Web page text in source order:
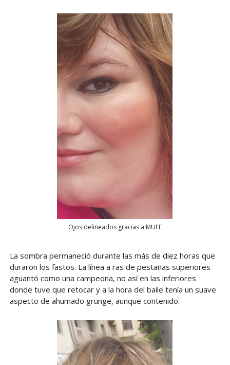
Ojos delineados gracias a MUFE
La sombra permaneció durante las más de diez horas que
duraron los fastos. La línea a ras de pestañas superiores
aguantó como una campeona, no así en las inferiores
donde tuve que retocar y a la hora del baile tenía un suave
aspecto de ahumado grunge, aunque contenido.